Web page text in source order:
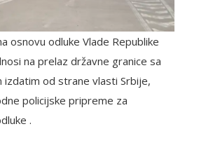
osnovu odluke Vlade Republike
na prelaz državne granice sa
izdatim od strane vlasti Srbije,
policijske pripreme za
.